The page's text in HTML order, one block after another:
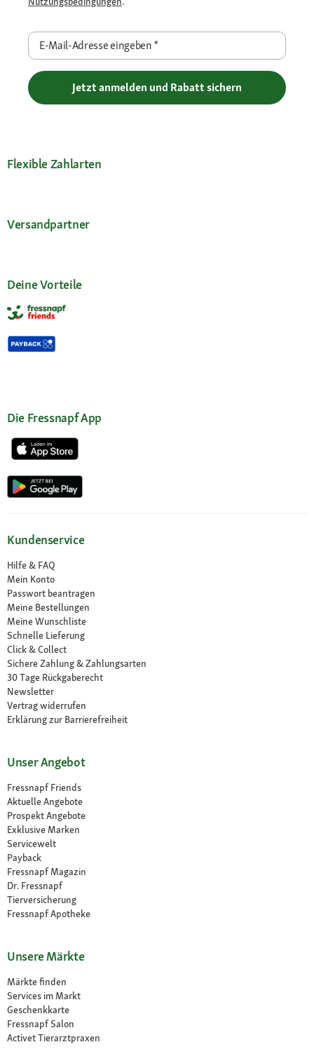
E-Mail-Adresse eingeben*
Jetzt anmelden und Rabatt sichern
Flexible Zahlarten
Versandpartner
Deine Vorteile
Die Fressnapf App
Kundenservice
Hilfe & FAQ
Mein Konto
Passwort beantragen
Meine Bestellungen
Meine Wunschliste
Schnelle Lieferung
Click & Collect
Sichere Zahlung & Zahlungsarten
30 Tage Rückgaberecht
Newsletter
Vertrag widerrufen
Erklärung zur Barrierefreiheit
Unser Angebot
Fressnapf Friends
Aktuelle Angebote
Prospekt Angebote
Exklusive Marken
Servicewelt
Payback
Fressnapf Magazin
Dr. Fressnapf
Tierversicherung
Fressnapf Apotheke
Unsere Märkte
Märkte finden
Services im Markt
Geschenkkarte
Fressnapf Salon
Activet Tierarztpraxen